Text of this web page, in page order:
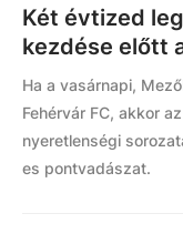
Két évtized
kezdése előtt
Ha a vasárnapi,
Fehérvár FC, akkor
nyeretlenségi
es pontvadászat.